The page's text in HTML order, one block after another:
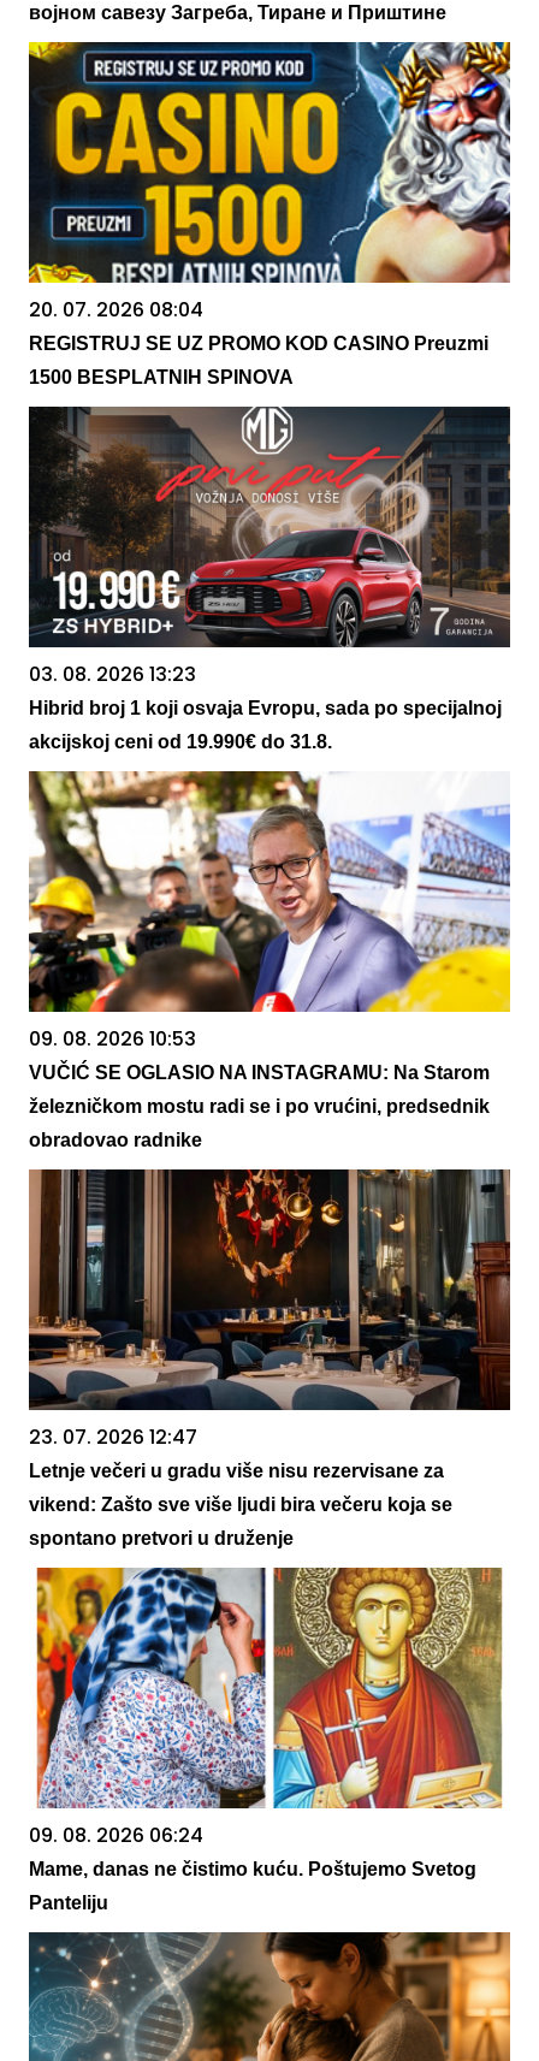
војном савезу Загреба, Тиране и Приштине
20. 07. 2026 08:04
REGISTRUJ SE UZ PROMO KOD CASINO Preuzmi
1500 BESPLATNIH SPINOVA
03. 08. 2026 13:23
Hibrid broj 1 koji osvaja Evropu, sada po specijalnoj
akcijskoj ceni od 19.990€ do 31.8.
09. 08. 2026 10:53
VUČIĆ SE OGLASIO NA INSTAGRAMU: Na Starom
železničkom mostu radi se i po vrućini, predsednik
obradovao radnike
23. 07. 2026 12:47
Letnje večeri u gradu više nisu rezervisane za
vikend: Zašto sve više ljudi bira večeru koja se
spontano pretvori u druženje
09. 08. 2026 06:24
Mame, danas ne čistimo kuću. Poštujemo Svetog
Panteliju